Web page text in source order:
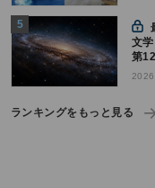
最新研究から読み解く 天
文
第
ク
ランキングをもっと見る